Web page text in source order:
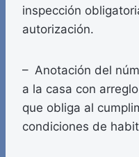
inspección
autorización.
– Anotación del
a la casa con
que obliga al
condiciones de